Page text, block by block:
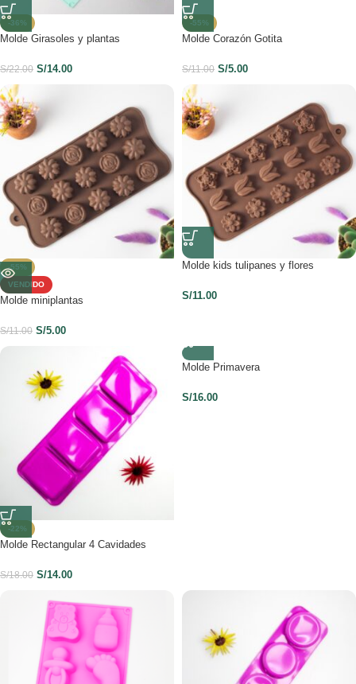
-36%
Molde Girasoles y plantas
S/22.00 S/14.00
-55%
Molde Corazón Gotita
S/11.00 S/5.00
-55%
VENDIDO
Molde miniplantas
S/11.00 S/5.00
Molde kids tulipanes y flores
S/11.00
-22%
Molde Rectangular 4 Cavidades
S/18.00 S/14.00
Molde Primavera
S/16.00